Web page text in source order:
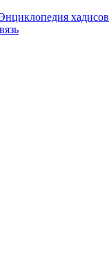
хадисов